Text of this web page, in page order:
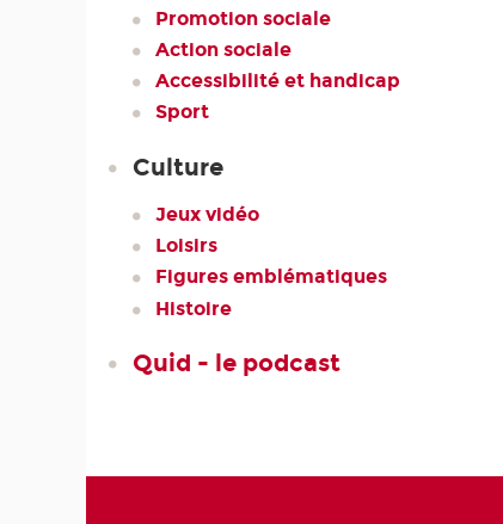
Promotion sociale
Action sociale
Accessibilité et handicap
Sport
Culture
Jeux vidéo
Loisirs
Figures emblématiques
Histoire
Quid - le podcast